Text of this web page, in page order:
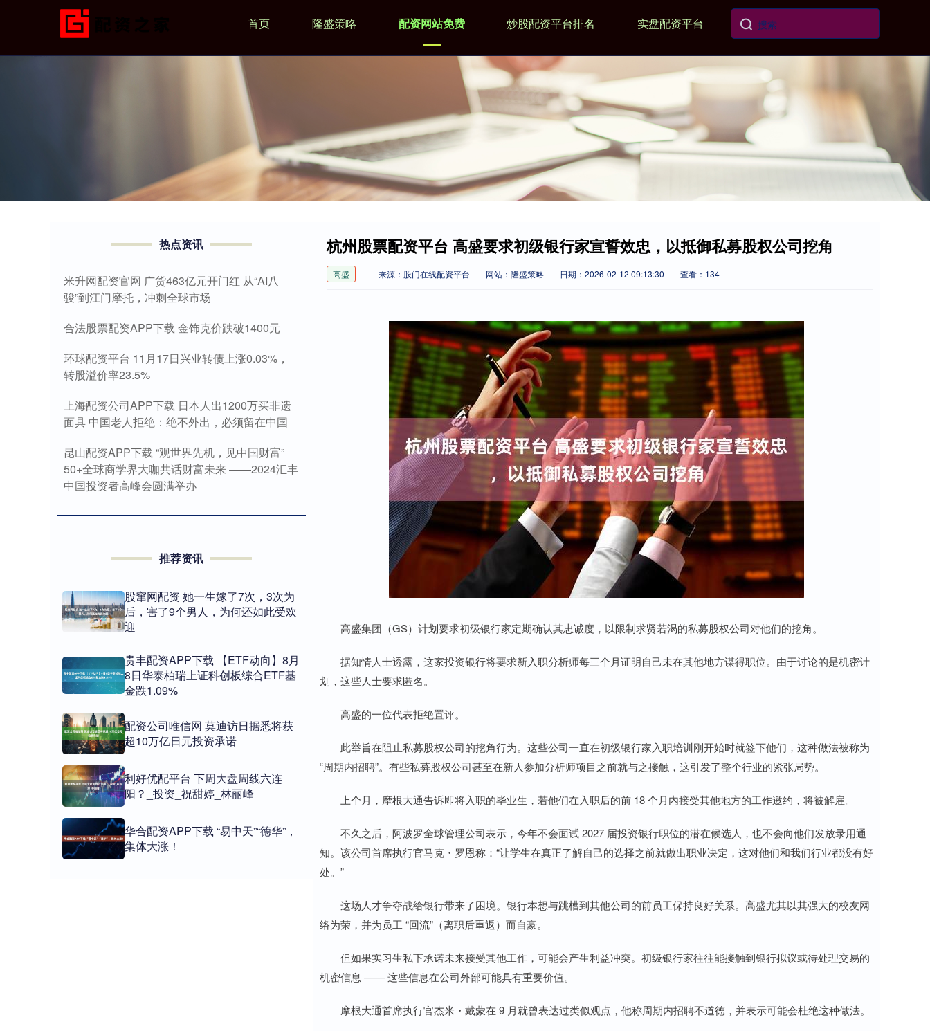
首页 隆盛策略 配资网站免费 炒股配资平台排名 实盘配资平台
杭州股票配资平台 高盛要求初级银行家宣誓效忠，以抵御私募股权公司挖角
高盛 来源：股门在线配资平台 网站：隆盛策略 日期：2026-02-12 09:13:30 查看：134
高盛集团（GS）计划要求初级银行家定期确认其忠诚度，以限制求贤若渴的私募股权公司对他们的挖角。
据知情人士透露，这家投资银行将要求新入职分析师每三个月证明自己未在其他地方谋得职位。由于讨论的是机密计
划，这些人士要求匿名。
高盛的一位代表拒绝置评。
此举旨在阻止私募股权公司的挖角行为。这些公司一直在初级银行家入职培训刚开始时就签下他们，这种做法被称为
“周期内招聘”。有些私募股权公司甚至在新人参加分析师项目之前就与之接触，这引发了整个行业的紧张局势。
上个月，摩根大通告诉即将入职的毕业生，若他们在入职后的前 18 个月内接受其他地方的工作邀约，将被解雇。
不久之后，阿波罗全球管理公司表示，今年不会面试 2027 届投资银行职位的潜在候选人，也不会向他们发放录用通
知。该公司首席执行官马克・罗恩称：“让学生在真正了解自己的选择之前就做出职业决定，这对他们和我们行业都没有好
处。”
这场人才争夺战给银行带来了困境。银行本想与跳槽到其他公司的前员工保持良好关系。高盛尤其以其强大的校友网
络为荣，并为员工 “回流”（离职后重返）而自豪。
但如果实习生私下承诺未来接受其他工作，可能会产生利益冲突。初级银行家往往能接触到银行拟议或待处理交易的
机密信息 —— 这些信息在公司外部可能具有重要价值。
摩根大通首席执行官杰米・戴蒙在 9 月就曾表达过类似观点，他称周期内招聘不道德，并表示可能会杜绝这种做法。
热点资讯
米升网配资官网 广货463亿元开门红 从“AI八
骏”到江门摩托，冲刺全球市场
合法股票配资APP下载 金饰克价跌破1400元
环球配资平台 11月17日兴业转债上涨0.03%，
转股溢价率23.5%
上海配资公司APP下载 日本人出1200万买非遗
面具 中国老人拒绝：绝不外出，必须留在中国
昆山配资APP下载 “观世界先机，见中国财富”
50+全球商学界大咖共话财富未来 ——2024汇丰
中国投资者高峰会圆满举办
推荐资讯
股窜网配资 她一生嫁了7次，3次为
后，害了9个男人，为何还如此受欢
迎
贵丰配资APP下载 【ETF动向】8月
8日华泰柏瑞上证科创板综合ETF基
金跌1.09%
配资公司唯信网 莫迪访日据悉将获
超10万亿日元投资承诺
利好优配平台 下周大盘周线六连
阳？_投资_祝甜婷_林丽峰
华合配资APP下载 “易中天”“德华”，
集体大涨！